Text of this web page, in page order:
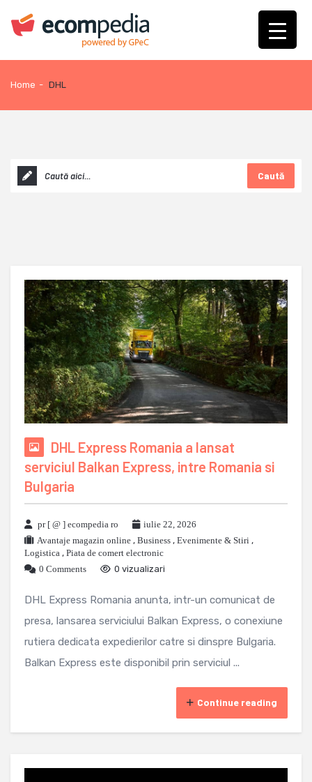
Home - DHL
Caută
DHL Express Romania a lansat
serviciul Balkan Express, intre Romania si
Bulgaria
pr [ @ ] ecompedia ro
iulie 22, 2026
Avantaje magazin online , Business , Evenimente & Stiri ,
Logistica , Piata de comert electronic
0 Comments
0 vizualizari
DHL Express Romania anunta, intr-un comunicat de
presa, lansarea serviciului Balkan Express, o conexiune
rutiera dedicata expedierilor catre si dinspre Bulgaria.
Balkan Express este disponibil prin serviciul ...
Continue reading